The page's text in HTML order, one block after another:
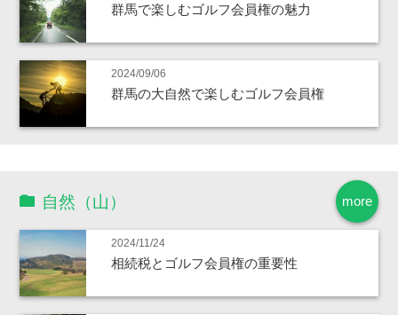
群馬で楽しむゴルフ会員権の魅力
2024/09/06
群馬の大自然で楽しむゴルフ会員権
more
自然（山）
2024/11/24
相続税とゴルフ会員権の重要性